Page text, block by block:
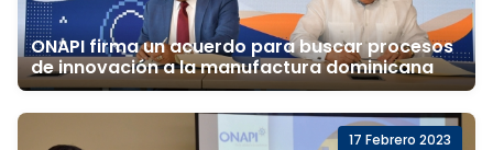
ONAPI firma un acuerdo para buscar procesos
de innovación a la manufactura dominicana
17 Febrero 2023